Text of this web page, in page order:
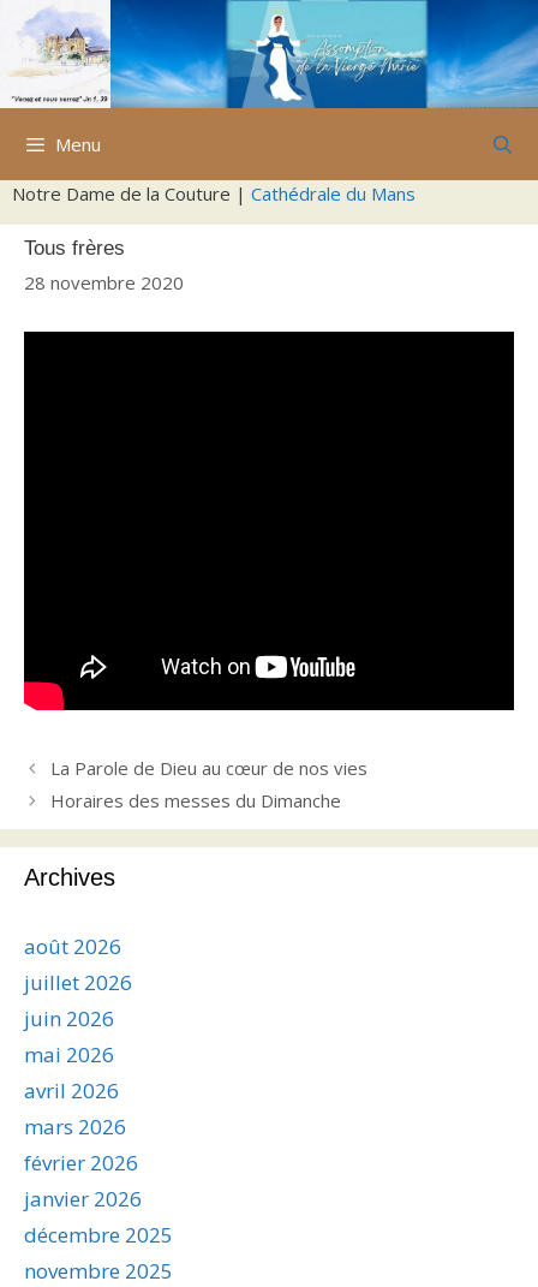
Aller
contenu
Menu
Notre Dame de la Couture | Cathédrale du Mans
Tous frères
28 novembre 2020
La Parole de Dieu au cœur de nos vies
Horaires des messes du Dimanche
Archives
août 2026
juillet 2026
juin 2026
mai 2026
avril 2026
mars 2026
février 2026
janvier 2026
décembre 2025
novembre 2025